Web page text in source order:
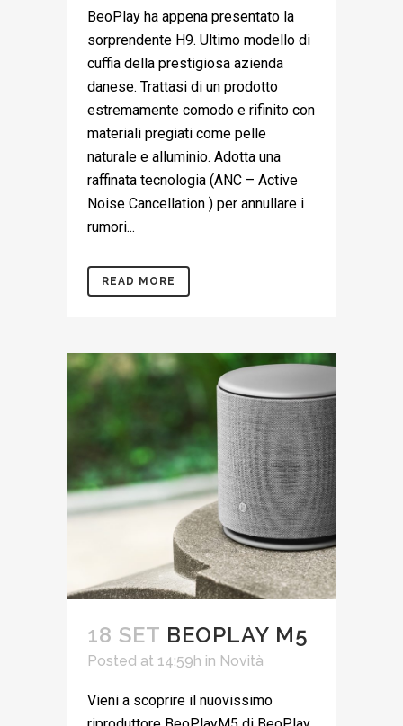
BeoPlay ha appena presentato la
sorprendente H9. Ultimo modello di
cuffia della prestigiosa azienda
danese. Trattasi di un prodotto
estremamente comodo e rifinito con
materiali pregiati come pelle
naturale e alluminio. Adotta una
raffinata tecnologia (ANC – Active
Noise Cancellation ) per annullare i
rumori...
READ MORE
18 SET BEOPLAY M5
Posted at 14:59h in Novità
Vieni a scoprire il nuovissimo